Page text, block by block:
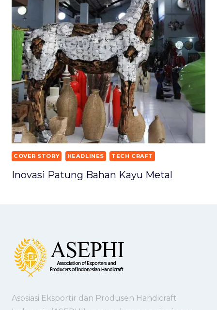
COVER STORY HEADLINES TECH CRAFT
Inovasi Patung Bahan Kayu Metal
Asosiasi Eksportir dan Produsen Handicraft